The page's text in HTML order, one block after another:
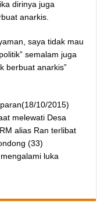
dirinya juga
anarkis.
saya tidak mau
semalam juga
berbuat anarkis”
10/2015)
melewati Desa
alias Ran terlibat
(33)
luka